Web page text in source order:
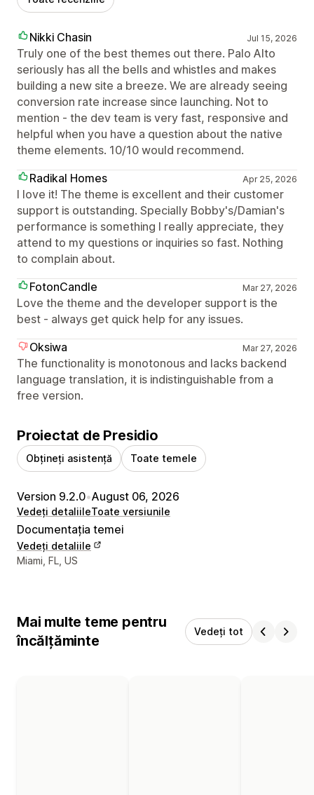
Nikki Chasin Jul 15, 2026
Truly one of the best themes out there. Palo Alto
seriously has all the bells and whistles and makes
building a new site a breeze. We are already seeing
conversion rate increase since launching. Not to
mention - the dev team is very fast, responsive and
helpful when you have a question about the native
theme elements. 10/10 would recommend.
Radikal Homes
Apr 25, 2026
I love it! The theme is excellent and their customer
support is outstanding. Specially Bobby's/Damian's
performance is something I really appreciate, they
attend to my questions or inquiries so fast. Nothing
to complain about.
FotonCandle
Mar 27, 2026
Love the theme and the developer support is the
best - always get quick help for any issues.
Oksiwa
Mar 27, 2026
The functionality is monotonous and lacks backend
language translation, it is indistinguishable from a
free version.
Proiectat de Presidio
Obțineți asistență Toate temele
Version 9.2.0•August 06, 2026
Vedeți detaliileToate versiunile
Documentația temei
Vedeți detaliile
Detaliile de contact ale designerului
Miami, FL, US
Mai multe teme pentru
încălțăminte
Vedeți tot